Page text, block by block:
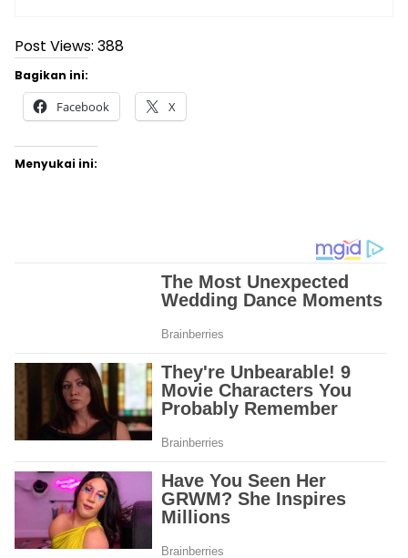
Post Views: 388
Bagikan ini:
Facebook X
Menyukai ini: